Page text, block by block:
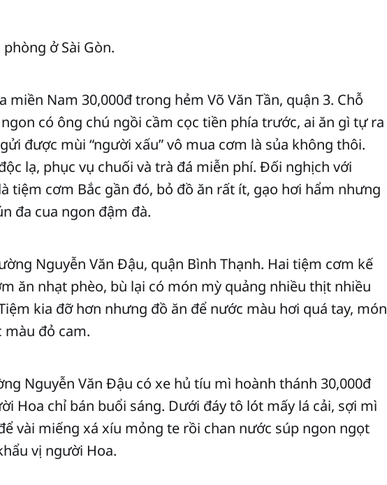
ở Sài Gòn.
miền Nam 30,000đ trong hẻm Võ Văn Tần, quận 3. Chỗ
có ông chú ngồi cầm cọc tiền phía trước, ai ăn gì tự ra
được mùi “người xấu” vô mua cơm là sủa không thôi.
lạ, phục vụ chuối và trà đá miễn phí. Đối nghịch với
tiệm cơm Bắc gần đó, bỏ đồ ăn rất ít, gạo hơi hẩm nhưng
đa cua ngon đậm đà.
Nguyễn Văn Đậu, quận Bình Thạnh. Hai tiệm cơm kế
ăn nhạt phèo, bù lại có món mỳ quảng nhiều thịt nhiều
kia đỡ hơn nhưng đồ ăn để nước màu hơi quá tay, món
màu đỏ cam.
Nguyễn Văn Đậu có xe hủ tíu mì hoành thánh 30,000đ
Hoa chỉ bán buổi sáng. Dưới đáy tô lót mấy lá cải, sợi mì
vài miếng xá xíu mỏng te rồi chan nước súp ngon ngọt
vị người Hoa.